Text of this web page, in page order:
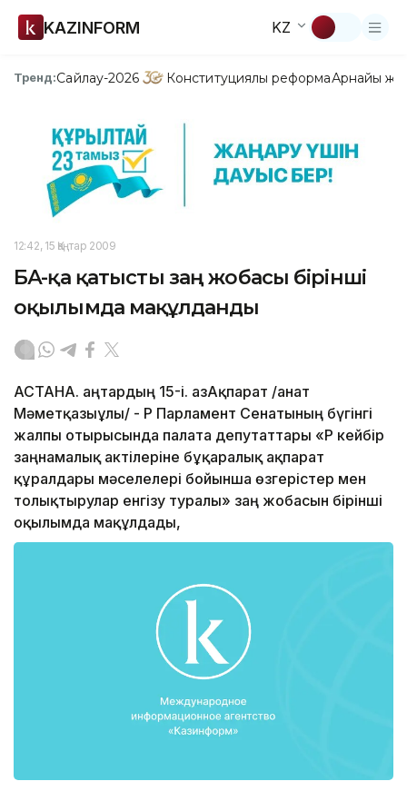
KAZINFORM KZ
Тренд:Сайлау-2026 Конституциялық реформаАрнайы
12:42, 15 Қаңтар 2009
БАҚ-қа қатысты заң жобасы бірінші
оқылымда мақұлданды
АСТАНА. Қаңтардың 15-і. ҚазАқпарат /Қанат
Мәметқазыұлы/ - ҚР Парламент Сенатының бүгінгі
жалпы отырысында палата депутаттары «ҚР кейбір
заңнамалық актілеріне бұқаралық ақпарат
құралдары мәселелері бойынша өзгерістер мен
толықтырулар енгізу туралы» заң жобасын бірінші
оқылымда мақұлдады,